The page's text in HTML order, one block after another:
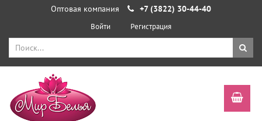
Оптовая компания +7 (3822) 30-44-40
Войти Регистрация